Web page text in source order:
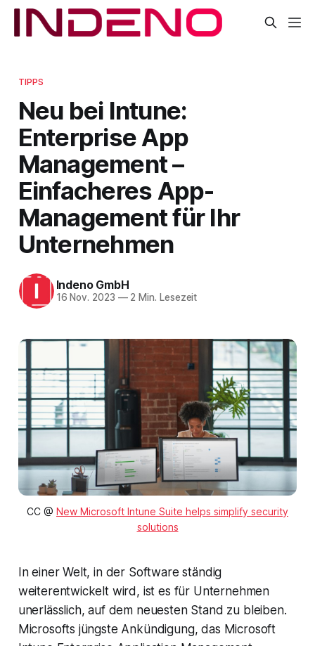
TIPPS
Neu bei Intune:
Enterprise App
Management –
Einfacheres App-
Management für Ihr
Unternehmen
Indeno GmbH
16 Nov. 2023 —2 Min. Lesezeit
CC @ New Microsoft Intune Suite helps simplify security
solutions
In einer Welt, in der Software ständig
weiterentwickelt wird, ist es für Unternehmen
unerlässlich, auf dem neuesten Stand zu bleiben.
Microsofts jüngste Ankündigung, das Microsoft